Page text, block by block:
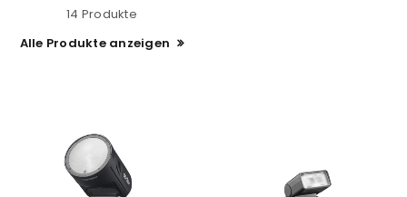
14 Produkte
Alle Produkte anzeigen